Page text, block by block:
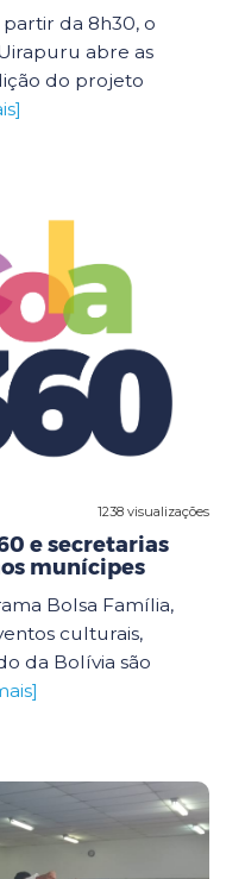
partir da 8h30, o
abre as
do projeto
1238 visualizações
e secretarias
munícipes
Bolsa Família,
culturais,
da Bolívia são